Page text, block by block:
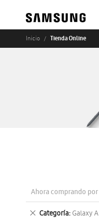
Inicio Tienda Online
Ahora comprando por
Categoría Galaxy A
Eliminar